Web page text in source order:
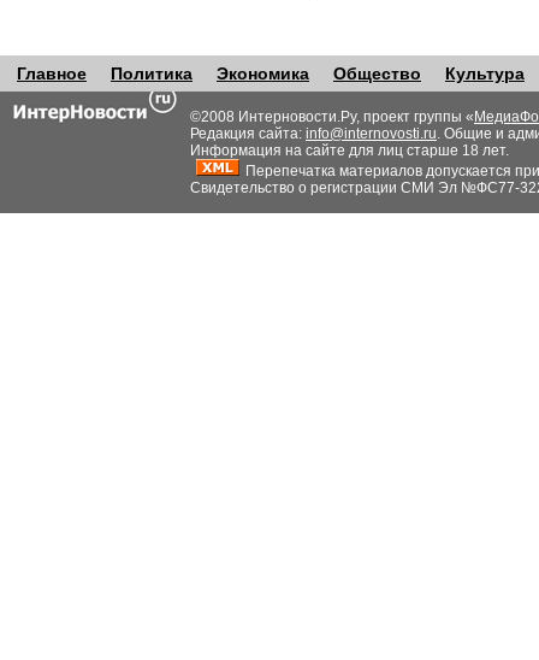
Главное Политика Экономика Общество Культура
©2008 Интерновости.Ру, проект группы «
Редакция сайта: info@internovosti.ru. Общие и
Информация на сайте для лиц старше 18 лет.
Перепечатка материалов допускается
Свидетельство о регистрации СМИ Эл №ФС77-